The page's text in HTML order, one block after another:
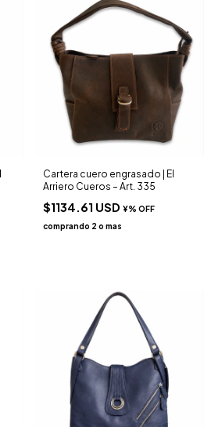
Cartera cuero engrasado | El
Arriero Cueros – Art. 335
$1134.61 USD